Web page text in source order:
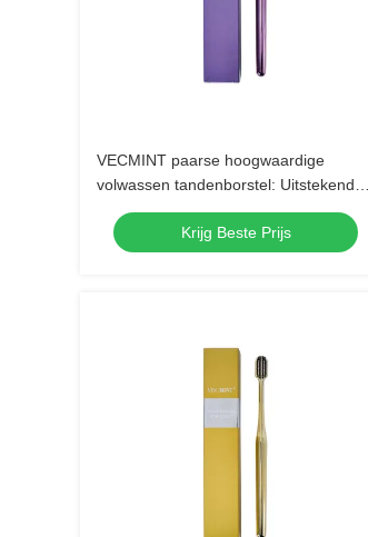
VECMINT paarse hoogwaardige
volwassen tandenborstel: Uitstekend
ontworpen voor een uitstekende
mondhygiëne, perfect voor dagelijks
gebruik
Krijg Beste Prijs